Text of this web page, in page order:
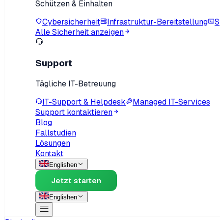
Schützen & Einhalten
Cybersicherheit
Infrastruktur-Bereitstellung
Alle Sicherheit anzeigen
Support
Tägliche IT-Betreuung
IT-Support & Helpdesk
Managed IT-Services
Support kontaktieren
Blog
Fallstudien
Lösungen
Kontakt
Englishen
Jetzt starten
Englishen